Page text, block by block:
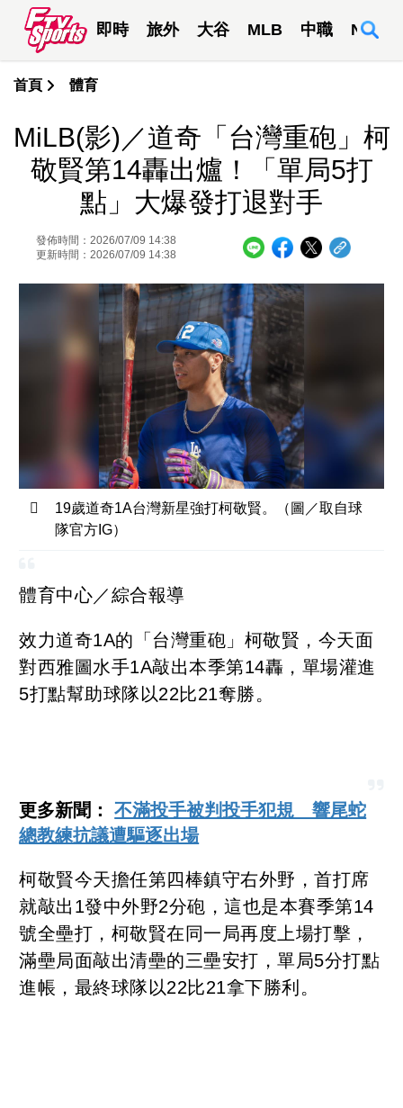
即時 旅外 大谷 MLB 中職 NBA
首頁 體育
MiLB(影)／道奇「台灣重砲」柯
敬賢第14轟出爐！「單局5打
點」大爆發打退對手
發佈時間：2026/07/09 14:38
更新時間：2026/07/09 14:38
19歲道奇1A台灣新星強打柯敬賢。（圖／取自球
隊官方IG）
體育中心／綜合報導
效力道奇1A的「台灣重砲」柯敬賢，今天面
對西雅圖水手1A敲出本季第14轟，單場灌進
5打點幫助球隊以22比21奪勝。
更多新聞：不滿投手被判投手犯規 響尾蛇
總教練抗議遭驅逐出場
柯敬賢今天擔任第四棒鎮守右外野，首打席
就敲出1發中外野2分砲，這也是本賽季第14
號全壘打，柯敬賢在同一局再度上場打擊，
滿壘局面敲出清壘的三壘安打，單局5分打點
進帳，最終球隊以22比21拿下勝利。